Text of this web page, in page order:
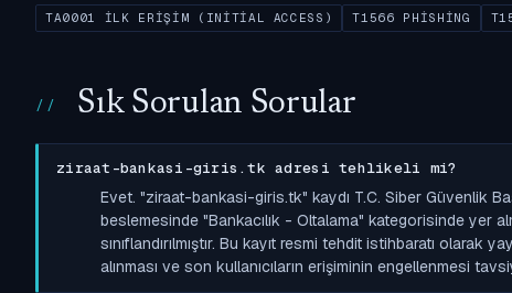
TA0001 İLK ERIŞIM (INITIAL ACCESS) T1566 PHISHING
Sık Sorulan Sorular
ziraat-bankasi-giris.tk adresi tehlikeli mi?
Evet. "ziraat-bankasi-giris.tk" kaydı T.C. Siber Güvenlik
beslemesinde "Bankacılık - Oltalama" kategorisinde yer
sınıflandırılmıştır. Bu kayıt resmi tehdit istihbaratı olarak
alınması ve son kullanıcıların erişiminin engellenmesi